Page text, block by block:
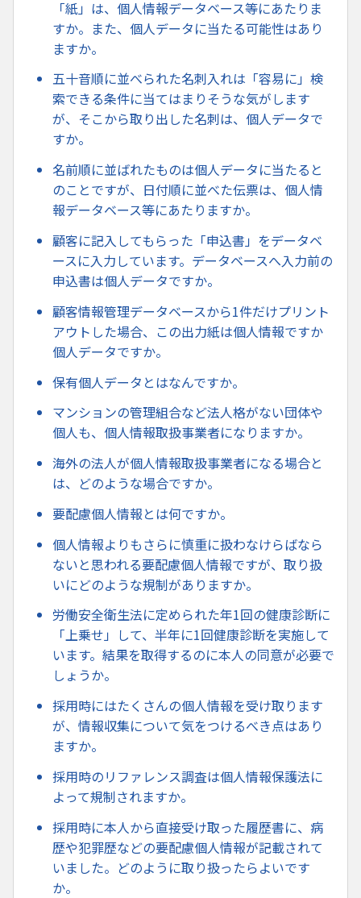
「紙」は、個人情報データベース等にあたりま
すか。また、個人データに当たる可能性はあり
ますか。
五十音順に並べられた名刺入れは「容易に」検
索できる条件に当てはまりそうな気がします
が、そこから取り出した名刺は、個人データで
すか。
名前順に並ばれたものは個人データに当たると
のことですが、日付順に並べた伝票は、個人情
報データベース等にあたりますか。
顧客に記入してもらった「申込書」をデータベ
ースに入力しています。データベースへ入力前の
申込書は個人データですか。
顧客情報管理データベースから1件だけプリント
アウトした場合、この出力紙は個人情報ですか
個人データですか。
保有個人データとはなんですか。
マンションの管理組合など法人格がない団体や
個人も、個人情報取扱事業者になりますか。
海外の法人が個人情報取扱事業者になる場合と
は、どのような場合ですか。
要配慮個人情報とは何ですか。
個人情報よりもさらに慎重に扱わなけらばなら
ないと思われる要配慮個人情報ですが、取り扱
いにどのような規制がありますか。
労働安全衛生法に定められた年1回の健康診断に
「上乗せ」して、半年に1回健康診断を実施して
います。結果を取得するのに本人の同意が必要で
しょうか。
採用時にはたくさんの個人情報を受け取ります
が、情報収集について気をつけるべき点はあり
ますか。
採用時のリファレンス調査は個人情報保護法に
よって規制されますか。
採用時に本人から直接受け取った履歴書に、病
歴や犯罪歴などの要配慮個人情報が記載されて
いました。どのように取り扱ったらよいです
か。